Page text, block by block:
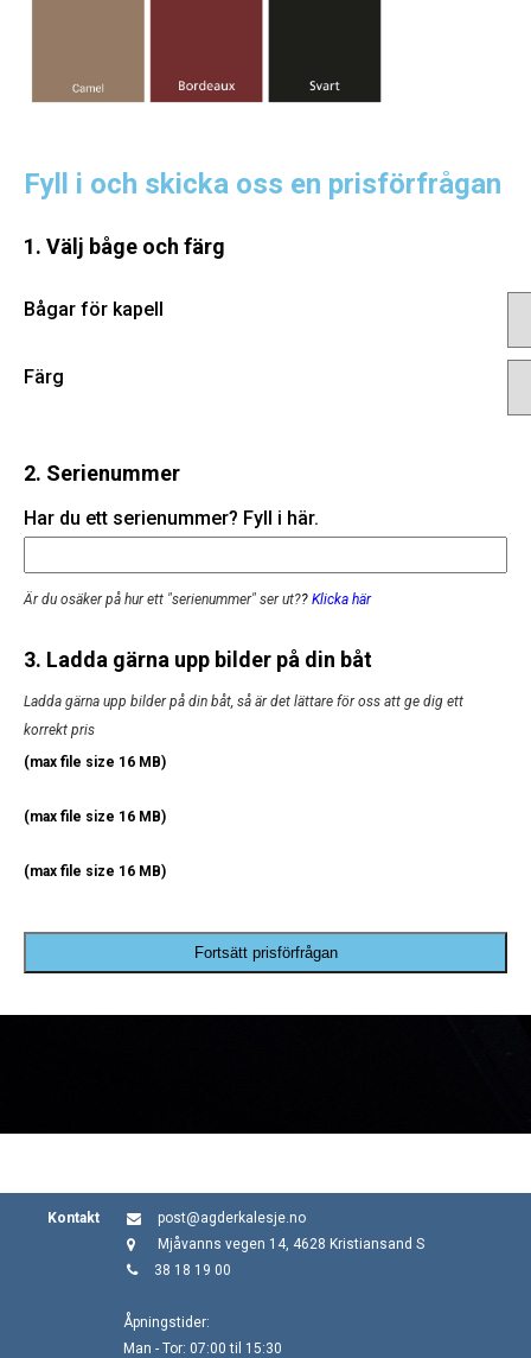
Fyll i och skicka oss en prisförfrågan
1. Välj båge och färg
Bågar för kapell
Färg
2. Serienummer
Har du ett serienummer? Fyll i här.
Är du osäker på hur ett "serienummer" ser ut?? Klicka här
3. Ladda gärna upp bilder på din båt
Ladda gärna upp bilder på din båt, så är det lättare för oss att ge dig ett
korrekt pris
(max file size 16 MB)
(max file size 16 MB)
(max file size 16 MB)
Fortsätt prisförfrågan
Kontakt
post@agderkalesje.no
Mjåvanns vegen 14, 4628 Kristiansand S
38 18 19 00
Åpningstider:
Man - Tor: 07:00 til 15:30